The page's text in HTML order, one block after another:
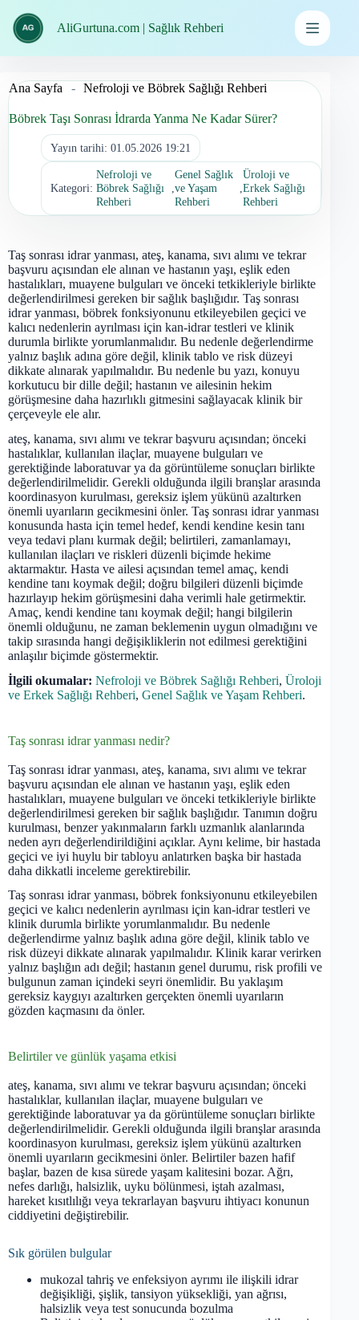
geç
AliGurtuna.com | Sağlık Rehberi
Ana Sayfa - Nefroloji ve Böbrek Sağlığı Rehberi
Böbrek Taşı Sonrası İdrarda Yanma Ne Kadar Sürer?
Yayın tarihi: 01.05.2026 19:21
Kategori:
Nefroloji ve
Böbrek Sağlığı
Rehberi
,
Genel Sağlık
ve Yaşam
Rehberi
,
Üroloji ve
Erkek Sağlığı
Rehberi
Taş sonrası idrar yanması, ateş, kanama, sıvı alımı ve tekrar
başvuru açısından ele alınan ve hastanın yaşı, eşlik eden
hastalıkları, muayene bulguları ve önceki tetkikleriyle birlikte
değerlendirilmesi gereken bir sağlık başlığıdır. Taş sonrası
idrar yanması, böbrek fonksiyonunu etkileyebilen geçici ve
kalıcı nedenlerin ayrılması için kan-idrar testleri ve klinik
durumla birlikte yorumlanmalıdır. Bu nedenle değerlendirme
yalnız başlık adına göre değil, klinik tablo ve risk düzeyi
dikkate alınarak yapılmalıdır. Bu nedenle bu yazı, konuyu
korkutucu bir dille değil; hastanın ve ailesinin hekim
görüşmesine daha hazırlıklı gitmesini sağlayacak klinik bir
çerçeveyle ele alır.
ateş, kanama, sıvı alımı ve tekrar başvuru açısından; önceki
hastalıklar, kullanılan ilaçlar, muayene bulguları ve
gerektiğinde laboratuvar ya da görüntüleme sonuçları birlikte
değerlendirilmelidir. Gerekli olduğunda ilgili branşlar arasında
koordinasyon kurulması, gereksiz işlem yükünü azaltırken
önemli uyarıların gecikmesini önler. Taş sonrası idrar yanması
konusunda hasta için temel hedef, kendi kendine kesin tanı
veya tedavi planı kurmak değil; belirtileri, zamanlamayı,
kullanılan ilaçları ve riskleri düzenli biçimde hekime
aktarmaktır. Hasta ve ailesi açısından temel amaç, kendi
kendine tanı koymak değil; doğru bilgileri düzenli biçimde
hazırlayıp hekim görüşmesini daha verimli hale getirmektir.
Amaç, kendi kendine tanı koymak değil; hangi bilgilerin
önemli olduğunu, ne zaman beklemenin uygun olmadığını ve
takip sırasında hangi değişikliklerin not edilmesi gerektiğini
anlaşılır biçimde göstermektir.
İlgili okumalar: Nefroloji ve Böbrek Sağlığı Rehberi, Üroloji
ve Erkek Sağlığı Rehberi, Genel Sağlık ve Yaşam Rehberi.
Taş sonrası idrar yanması nedir?
Taş sonrası idrar yanması, ateş, kanama, sıvı alımı ve tekrar
başvuru açısından ele alınan ve hastanın yaşı, eşlik eden
hastalıkları, muayene bulguları ve önceki tetkikleriyle birlikte
değerlendirilmesi gereken bir sağlık başlığıdır. Tanımın doğru
kurulması, benzer yakınmaların farklı uzmanlık alanlarında
neden ayrı değerlendirildiğini açıklar. Aynı kelime, bir hastada
geçici ve iyi huylu bir tabloyu anlatırken başka bir hastada
daha dikkatli inceleme gerektirebilir.
Taş sonrası idrar yanması, böbrek fonksiyonunu etkileyebilen
geçici ve kalıcı nedenlerin ayrılması için kan-idrar testleri ve
klinik durumla birlikte yorumlanmalıdır. Bu nedenle
değerlendirme yalnız başlık adına göre değil, klinik tablo ve
risk düzeyi dikkate alınarak yapılmalıdır. Klinik karar verirken
yalnız başlığın adı değil; hastanın genel durumu, risk profili ve
bulgunun zaman içindeki seyri önemlidir. Bu yaklaşım
gereksiz kaygıyı azaltırken gerçekten önemli uyarıların
gözden kaçmasını da önler.
Belirtiler ve günlük yaşama etkisi
ateş, kanama, sıvı alımı ve tekrar başvuru açısından; önceki
hastalıklar, kullanılan ilaçlar, muayene bulguları ve
gerektiğinde laboratuvar ya da görüntüleme sonuçları birlikte
değerlendirilmelidir. Gerekli olduğunda ilgili branşlar arasında
koordinasyon kurulması, gereksiz işlem yükünü azaltırken
önemli uyarıların gecikmesini önler. Belirtiler bazen hafif
başlar, bazen de kısa sürede yaşam kalitesini bozar. Ağrı,
nefes darlığı, halsizlik, uyku bölünmesi, iştah azalması,
hareket kısıtlılığı veya tekrarlayan başvuru ihtiyacı konunun
ciddiyetini değiştirebilir.
Sık görülen bulgular
mukozal tahriş ve enfeksiyon ayrımı ile ilişkili idrar
değişikliği, şişlik, tansiyon yüksekliği, yan ağrısı,
halsizlik veya test sonucunda bozulma